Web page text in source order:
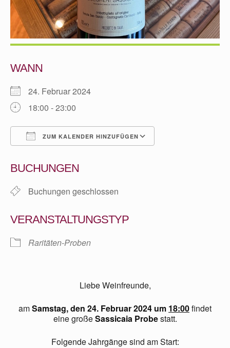
WANN
24. Februar 2024
18:00 - 23:00
ZUM KALENDER HINZUFÜGEN
BUCHUNGEN
Buchungen geschlossen
VERANSTALTUNGSTYP
Raritäten-Proben
Liebe Weinfreunde,
amSamstag, den 24. Februar2024 um 18:00findet
eine großeSassicaia Probestatt.
Folgende Jahrgänge sind am Start: